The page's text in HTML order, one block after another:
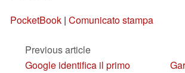
PocketBook | Comunicato stampa
Previous article
Google identifica il primo